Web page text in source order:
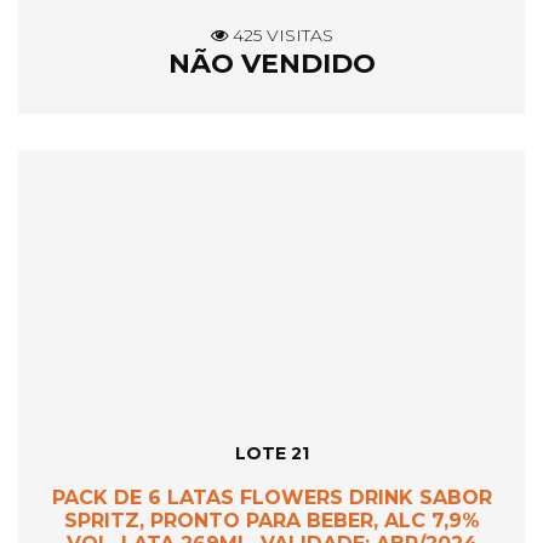
425 VISITAS
NÃO VENDIDO
LOTE 21
PACK DE 6 LATAS FLOWERS DRINK SABOR
SPRITZ, PRONTO PARA BEBER, ALC 7,9%